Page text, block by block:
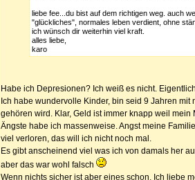
liebe fee...du bist auf dem richtigen weg. auch
"glückliches", normales leben verdient, ohne
ich wünsch dir weiterhin viel kraft.
alles liebe,
karo
Habe ich Depresionen? Ich weiß es nicht.
Ich habe wundervolle Kinder, bin seid 9 Jahren
gehören wird. Klar, Geld ist immer knapp weil
Ängste habe ich massenweise. Angst meine
viel verloren, das will ich nicht noch mal.
Es gibt anscheinend viel was ich von damals her
aber das war wohl falsch
Wenn nichts sicher ist aber eines schon. Ich liebe